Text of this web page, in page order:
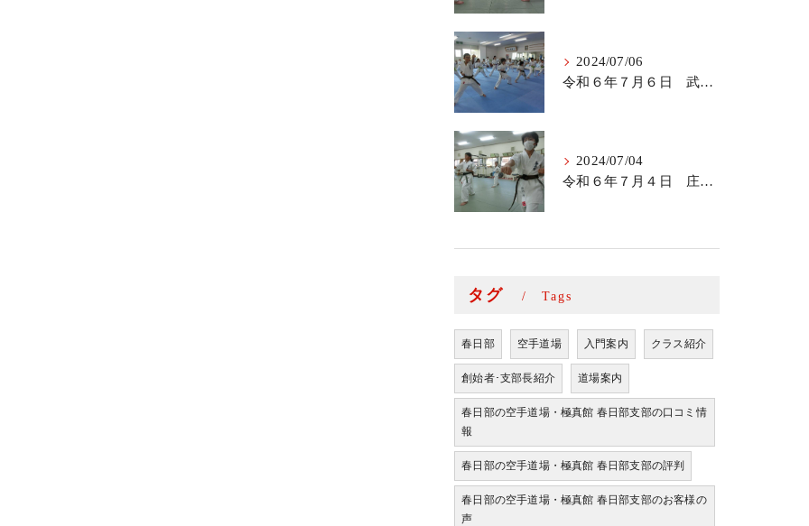
2024/07/06
令和６年７月６日 武里道場少年部
2024/07/04
令和６年７月４日 庄和道場の稽古
タグ Tags
春日部 空手道場 入門案内 クラス紹介
創始者･支部長紹介 道場案内
春日部の空手道場・極真館 春日部支部の口コミ情
報
春日部の空手道場・極真館 春日部支部の評判
春日部の空手道場・極真館 春日部支部のお客様の
声